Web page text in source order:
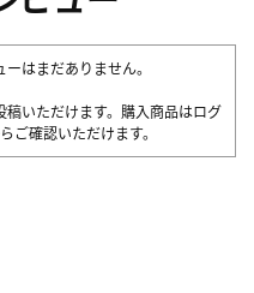
はまだありません。
いただけます。購入商品はログ
ご確認いただけます。